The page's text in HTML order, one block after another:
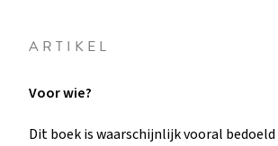
ARTIKEL
Voor wie?
Dit boek is waarschijnlijk vooral